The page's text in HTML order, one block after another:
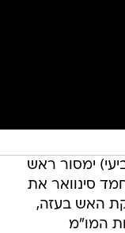
ימסור ראש
סינוואר את
האש בעזה,
המו"מ